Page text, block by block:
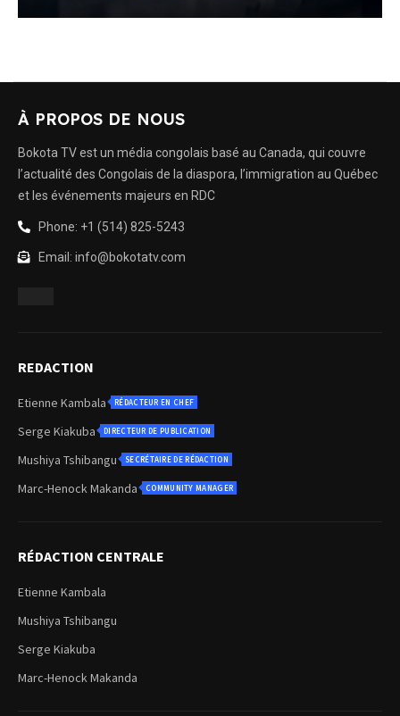
À PROPOS DE NOUS
Bokota TV est un média congolais basé au Canada, qui couvre
l’actualité des Congolais de la diaspora, l’immigration au Québec
et les événements majeurs en RDC
Phone: +1 (514) 825-5243
Email: info@bokotatv.com
REDACTION
Etienne Kambala RÉDACTEUR EN CHEF
Serge Kiakuba DIRECTEUR DE PUBLICATION
Mushiya Tshibangu SECRÉTAIRE DE RÉDACTION
Marc-Henock Makanda COMMUNITY MANAGER
RÉDACTION CENTRALE
Etienne Kambala
Mushiya Tshibangu
Serge Kiakuba
Marc-Henock Makanda